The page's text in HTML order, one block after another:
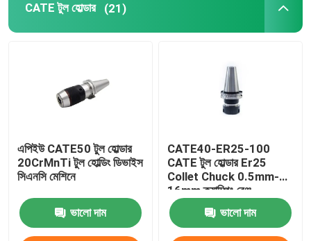
CATE টুল হোল্ডার (21)
এপিইউ CATE50 টুল হোল্ডার
20CrMnTi টুল হোল্ডিং ডিভাইস
সিএনসি মেশিনে
ভালো দাম
CATE40-ER25-100
CATE টুল হোল্ডার Er25
Collet Chuck 0.5mm-
16mm ক্ল্যাম্পিং রেঞ্জ
ভালো দাম